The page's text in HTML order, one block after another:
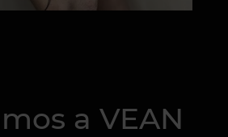
a VEAN